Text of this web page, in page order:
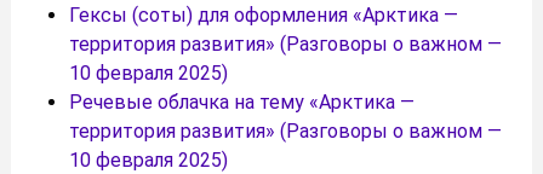
Гексы (соты) для оформления «Арктика —
территория развития» (Разговоры о важном —
10 февраля 2025)
Речевые облачка на тему «Арктика —
территория развития» (Разговоры о важном —
10 февраля 2025)